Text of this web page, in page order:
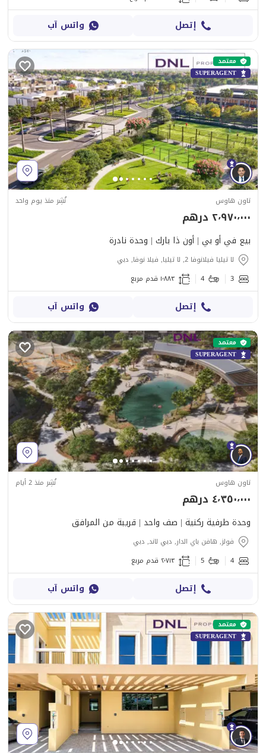
إتصل واتس آب
معتمد
SUPERAGENT
تاون هاوس نُشِر منذ يوم واحد
٢٬٩٧٠٬٠٠٠ درهم
بيع في أو بي | أون ذا بارك | وحدة نادرة
لا تيليا فيلانوفا 2, لا تيليا, فيلا نوفا, دبي
3
4 ١٬٨٨٣ قدم مربع
إتصل واتس آب
معتمد
SUPERAGENT
تاون هاوس نُشِر منذ 2 أيام
٤٬٣٥٠٬٠٠٠ درهم
وحدة طرفية ركنية | صف واحد | قريبة من المرافق
فولز, هافن باي الدار, دبي لاند, دبي
4
5 ٢٬٧١٣ قدم مربع
إتصل واتس آب
معتمد
SUPERAGENT